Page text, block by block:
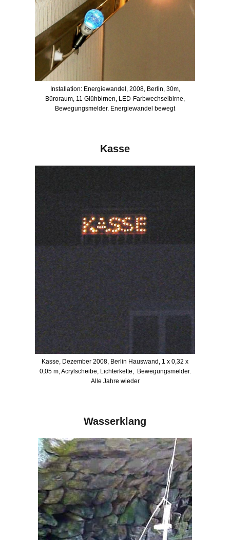
Installation: Energiewandel, 2008, Berlin, 30m,
Büroraum, 11 Glühbirnen, LED-Farbwechselbirne,
Bewegungsmelder. Energiewandel bewegt
Kasse
Kasse, Dezember 2008, Berlin Hauswand, 1 x 0,32 x
0,05 m, Acrylscheibe, Lichterkette, Bewegungsmelder.
Alle Jahre wieder
Wasserklang